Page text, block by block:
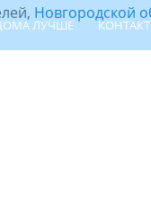
ЛУЧШЕ
Новгородской